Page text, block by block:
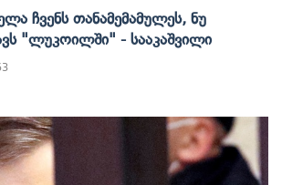
Ჩვენს Თანამემამულეს, Ნუ
"ლუკოილში" - Სააკაშვილი